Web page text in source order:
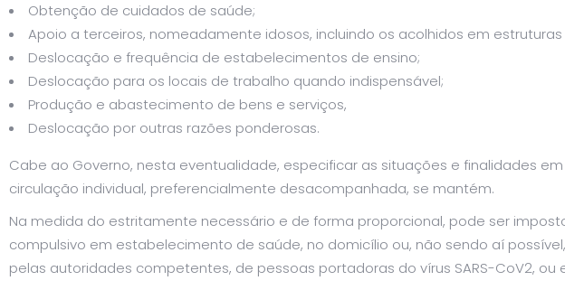
Obtenção de cuidados de saúde;
Apoio a terceiros, nomeadamente idosos, incluindo os acolhidos em estruturas
Deslocação e frequência de estabelecimentos de ensino;
Deslocação para os locais de trabalho quando indispensável;
Produção e abastecimento de bens e serviços,
Deslocação por outras razões ponderosas.
Cabe ao Governo, nesta eventualidade, especificar as situações e finalidades
circulação individual, preferencialmente desacompanhada, se mantém.
Na medida do estritamente necessário e de forma proporcional, pode ser
compulsivo em estabelecimento de saúde, no domicílio ou, não sendo aí
pelas autoridades competentes, de pessoas portadoras do vírus SARS-CoV2, ou